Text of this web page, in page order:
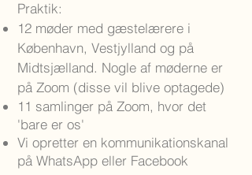
Praktik:
12 møder med gæstelærere i
København, Vestjylland og på
Midtsjælland. Nogle af møderne er
på Zoom (disse vil blive optagede)
11 samlinger på Zoom, hvor det
'bare er os'
Vi opretter en kommunikationskanal
på WhatsApp eller Facebook